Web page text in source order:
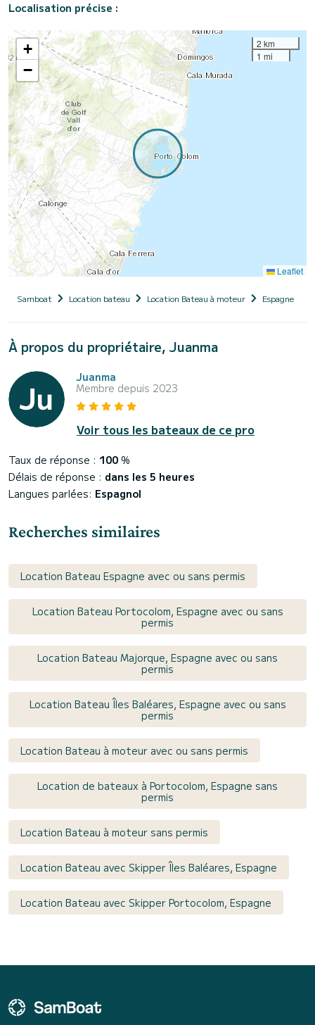
Localisation précise :
+
−
2 km
1 mi
Leaflet
Samboat Location bateau Location Bateau à moteur Espagne
À propos du propriétaire, Juanma
Juanma
Membre depuis 2023
Voir tous les bateaux de ce pro
Taux de réponse : 100 %
Délais de réponse : dans les 5 heures
Langues parlées: Espagnol
Recherches similaires
Location Bateau Espagne avec ou sans permis
Location Bateau Portocolom, Espagne avec ou sans
permis
Location Bateau Majorque, Espagne avec ou sans
permis
Location Bateau Îles Baléares, Espagne avec ou sans
permis
Location Bateau à moteur avec ou sans permis
Location de bateaux à Portocolom, Espagne sans
permis
Location Bateau à moteur sans permis
Location Bateau avec Skipper Îles Baléares, Espagne
Location Bateau avec Skipper Portocolom, Espagne